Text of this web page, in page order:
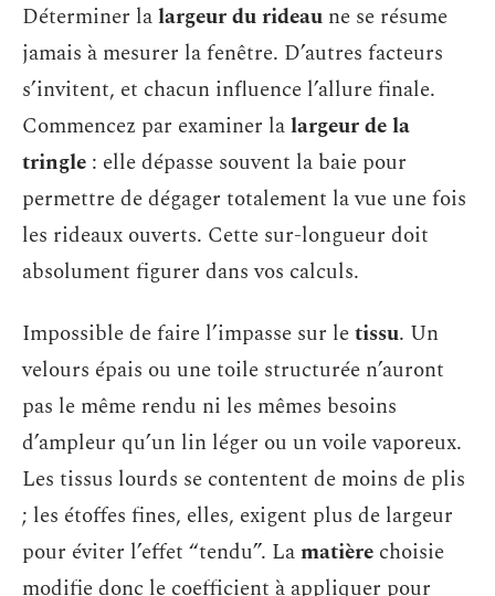
Déterminer lalargeur du rideau ne se résume
jamais à mesurer la fenêtre. D’autres facteurs
s’invitent, et chacun influence l’allure finale.
Commencez par examiner lalargeur de la
tringle : elle dépasse souvent la baie pour
permettre de dégager totalement la vue une fois
les rideaux ouverts. Cette sur-longueur doit
absolument figurer dans vos calculs.
Impossible de faire l’impasse sur letissu. Un
velours épais ou une toile structurée n’auront
pas le même rendu ni les mêmes besoins
d’ampleur qu’un lin léger ou un voile vaporeux.
Les tissus lourds se contentent de moins de plis
; les étoffes fines, elles, exigent plus de largeur
pour éviter l’effet “tendu”. Lamatière choisie
modifie donc le coefficient à appliquer pour